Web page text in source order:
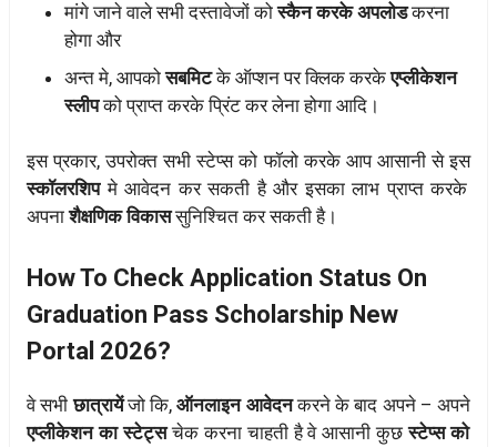
मांगे जाने वाले सभी दस्तावेजों कोस्कैन करके अपलोडकरना
होगा और
अन्त मे, आपकोसबमिटके ऑप्शन पर क्लिक करकेएप्लीकेशन
स्लीपको प्राप्त करके प्रिंट कर लेना होगा आदि।
इस प्रकार, उपरोक्त सभी स्टेप्स को फॉलो करके आप आसानी से इस
स्कॉलरशिपमे आवेदन कर सकती है और इसका लाभ प्राप्त करके
अपनाशैक्षणिक विकाससुनिश्चित कर सकती है।
How To Check Application Status On
Graduation Pass Scholarship New
Portal 2026?
वे सभीछात्रायेंजो कि,ऑनलाइन आवेदनकरने के बाद अपने – अपने
एप्लीकेशन का स्टेट्सचेक करना चाहती है वे आसानी कुछ स्टेप्स को